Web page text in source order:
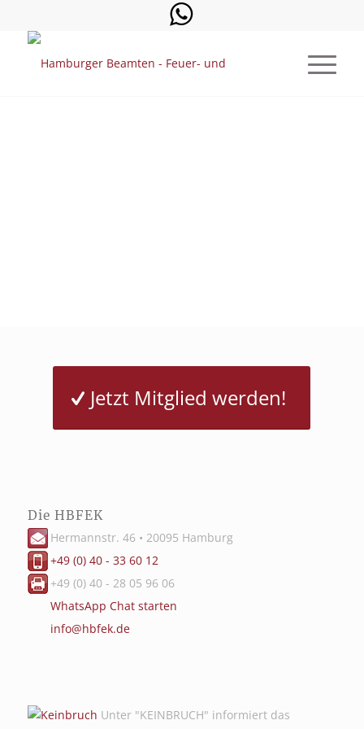
Jetzt Mitglied werden!
Die HBFEK
Hermannstr. 46 • 20095 Hamburg
+49 (0) 40 - 33 60 12
+49 (0) 40 - 28 05 96 06
WhatsApp Chat starten
info@hbfek.de
Unter "KEINBRUCH" informiert das